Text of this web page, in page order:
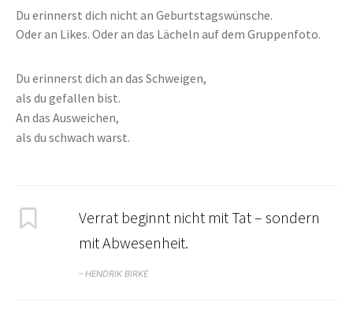
Du erinnerst dich nicht an Geburtstagswünsche.
Oder an Likes. Oder an das Lächeln auf dem Gruppenfoto.
Du erinnerst dich an das Schweigen,
als du gefallen bist.
An das Ausweichen,
als du schwach warst.
Verrat beginnt nicht mit Tat – sondern
mit Abwesenheit.
– HENDRIK BIRKE